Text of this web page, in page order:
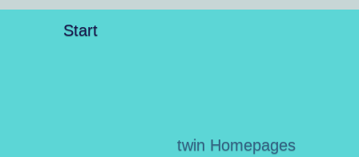
Start
twin Homepages